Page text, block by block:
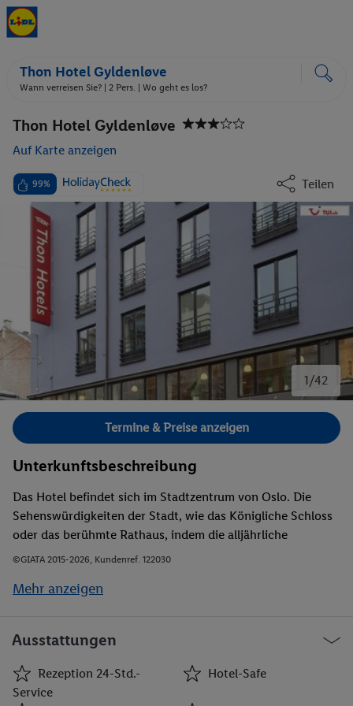
Thon Hotel Gyldenløve
Wann verreisen Sie? | 2 Pers. | Wo geht es los?
Thon Hotel Gyldenløve
Auf Karte anzeigen
99% Teilen
1/42
Bild 1 von 42.
Termine & Preise anzeigen
Unterkunftsbeschreibung
Das Hotel befindet sich im Stadtzentrum von Oslo. Die
Sehenswürdigkeiten der Stadt, wie das Königliche Schloss
oder das berühmte Rathaus, indem die alljährliche
Verleihung des Friedensnobelpreises erfolgt, liegen in
Haltestelle für öffentliche Verkehrsmittel (Majorstua) ist
Hauptstadt sind in wenigen Gehminuten erreichbar.
©GIATA 2015-2026, Kundenref. 122030
Mehr anzeigen
Ausstattungen
Rezeption 24-Std.-
Service
Hotel-Safe